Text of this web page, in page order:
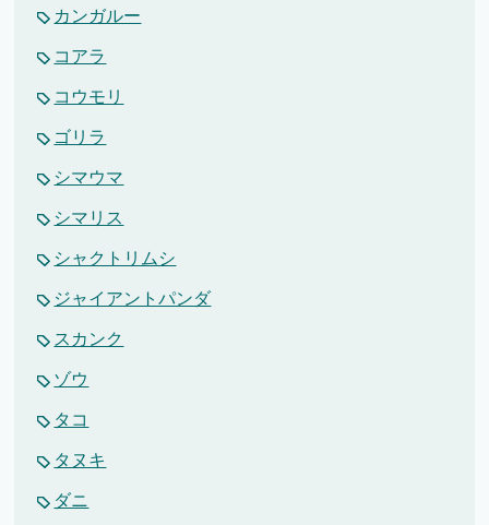
カンガルー
コアラ
コウモリ
ゴリラ
シマウマ
シマリス
シャクトリムシ
ジャイアントパンダ
スカンク
ゾウ
タコ
タヌキ
ダニ